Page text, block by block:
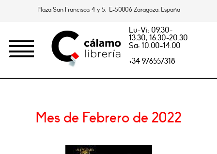
Plaza San Francisco, 4 y 5. E-50006 Zaragoza, España
Lu-Vi: 09.30-
13.30, 16.30-20.30
Sa: 10.00-14.00
+34 976557318
Mes de Febrero de 2022